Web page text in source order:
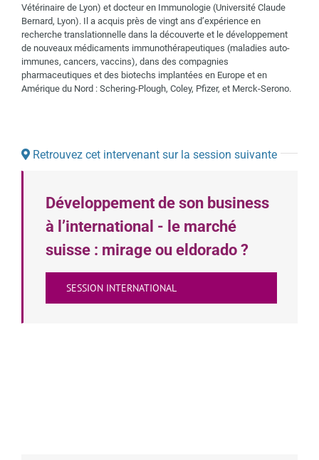
Vétérinaire de Lyon) et docteur en Immunologie (Université Claude
Bernard, Lyon). Il a acquis près de vingt ans d’expérience en
recherche translationnelle dans la découverte et le développement
de nouveaux médicaments immunothérapeutiques (maladies auto-
immunes, cancers, vaccins), dans des compagnies
pharmaceutiques et des biotechs implantées en Europe et en
Amérique du Nord : Schering-Plough, Coley, Pfizer, et Merck-Serono.
Retrouvez cet intervenant sur la session suivante
Développement de son business
à l’international - le marché
suisse : mirage ou eldorado ?
SESSION INTERNATIONAL